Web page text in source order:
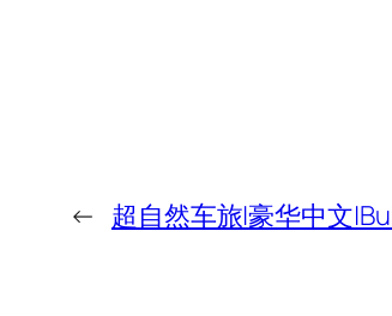
← 超自然车旅|豪华中文